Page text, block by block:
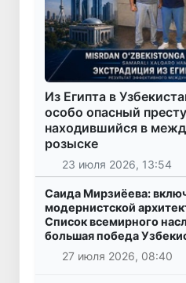
Из Египта в
особо опасный
находившийся в
розыске
23 июля 2026, 13:54
Саида Мирзиёева:
модернистской
Список всемирного
большая победа
27 июля 2026, 08:40